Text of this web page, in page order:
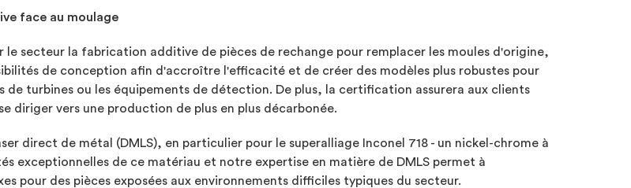
face au moulage
secteur la fabrication additive de pièces de rechange pour remplacer les moules d'origine,
de conception afin d'accroître l'efficacité et de créer des modèles plus robustes pour
de turbines ou les équipements de détection. De plus, la certification assurera aux clients
diriger vers une production de plus en plus décarbonée.
direct de métal (DMLS), en particulier pour le superalliage Inconel 718 - un nickel-chrome à
exceptionnelles de ce matériau et notre expertise en matière de DMLS permet à
pour des pièces exposées aux environnements difficiles typiques du secteur.